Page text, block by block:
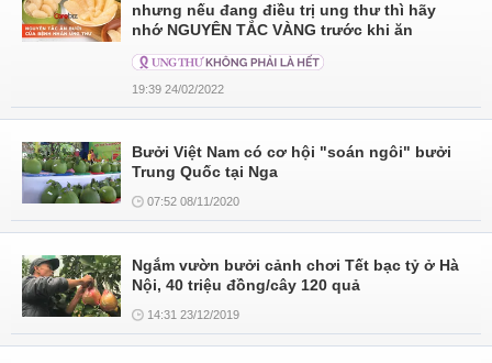
nhưng nếu đang điều trị ung thư thì hãy
nhớ NGUYÊN TẮC VÀNG trước khi ăn
19:39 24/02/2022
Bưởi Việt Nam có cơ hội "soán ngôi" bưởi
Trung Quốc tại Nga
07:52 08/11/2020
Ngắm vườn bưởi cảnh chơi Tết bạc tỷ ở Hà
Nội, 40 triệu đồng/cây 120 quả
14:31 23/12/2019